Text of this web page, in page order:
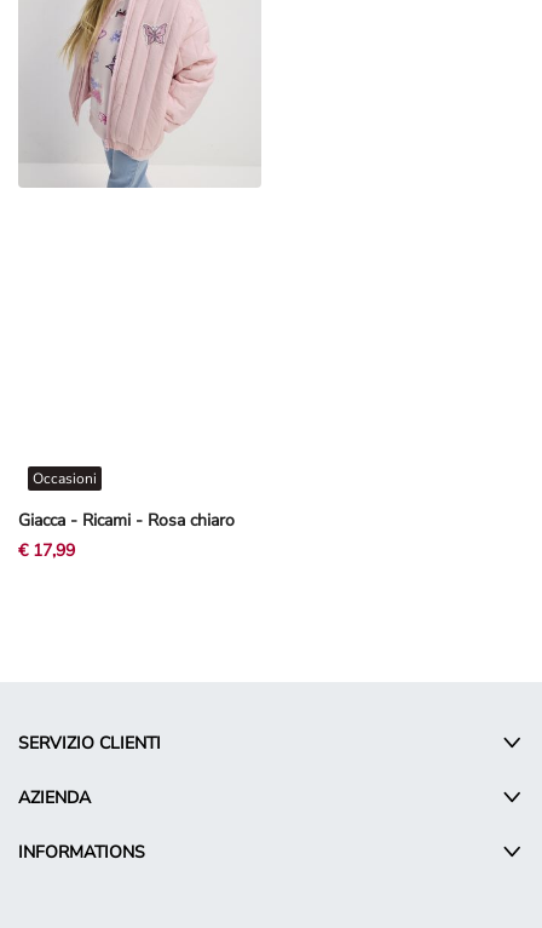
Giacca - Ricami - Rosa chiaro
Occasioni
€ 17,99
SERVIZIO CLIENTI
AZIENDA
INFORMATIONS